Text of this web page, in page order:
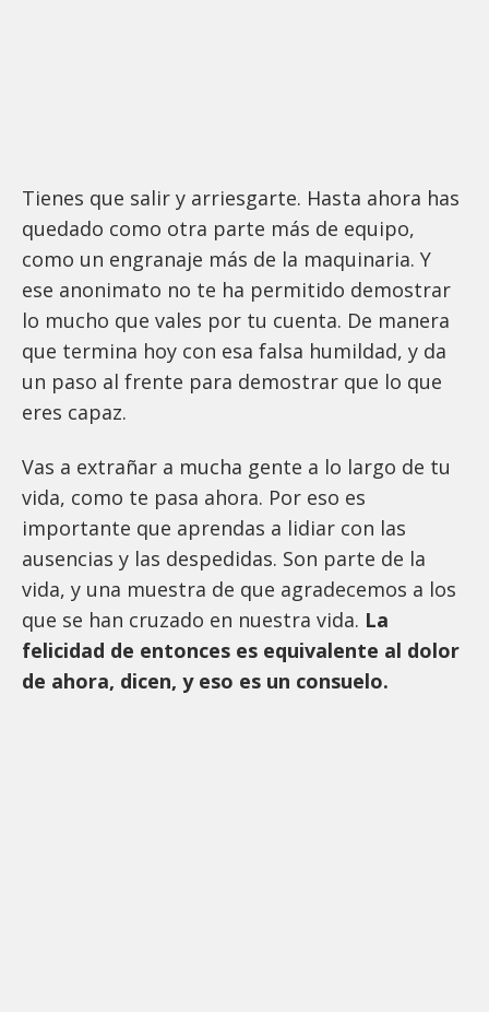
Tienes que salir y arriesgarte. Hasta ahora has
quedado como otra parte más de equipo,
como un engranaje más de la maquinaria. Y
ese anonimato no te ha permitido demostrar
lo mucho que vales por tu cuenta. De manera
que termina hoy con esa falsa humildad, y da
un paso al frente para demostrar que lo que
eres capaz.
Vas a extrañar a mucha gente a lo largo de tu
vida, como te pasa ahora. Por eso es
importante que aprendas a lidiar con las
ausencias y las despedidas. Son parte de la
vida, y una muestra de que agradecemos a los
que se han cruzado en nuestra vida. La
felicidad de entonces es equivalente al dolor
de ahora, dicen, y eso es un consuelo.